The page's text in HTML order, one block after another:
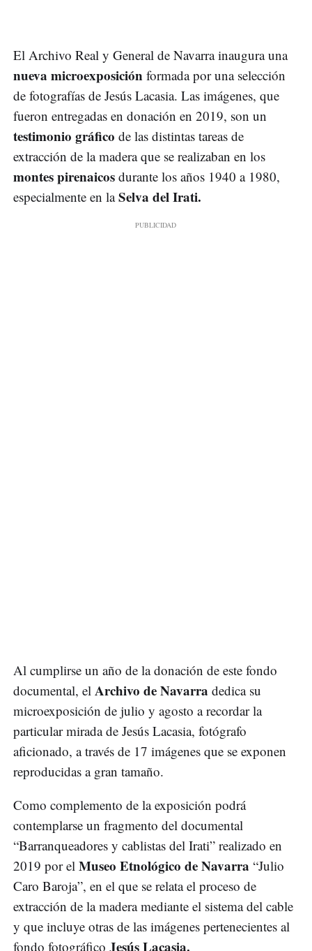
El Archivo Real y General de Navarra inaugura una
nueva microexposición formada por una selección
de fotografías de Jesús Lacasia. Las imágenes, que
fueron entregadas en donación en 2019, son un
testimonio gráfico de las distintas tareas de
extracción de la madera que se realizaban en los
montes pirenaicos durante los años 1940 a 1980,
especialmente en laSelva del Irati.
Al cumplirse un año de la donación de este fondo
documental, el Archivo de Navarra dedica su
microexposición de julio y agosto a recordar la
particular mirada de Jesús Lacasia, fotógrafo
aficionado, a través de 17 imágenes que se exponen
reproducidas a gran tamaño.
Como complemento de la exposición podrá
contemplarse un fragmento del documental
“Barranqueadores y cablistas del Irati” realizado en
2019 por el Museo Etnológico de Navarra “Julio
Caro Baroja”, en el que se relata el proceso de
extracción de la madera mediante el sistema del cable
y que incluye otras de las imágenes pertenecientes al
fondo fotográfico Jesús Lacasia.